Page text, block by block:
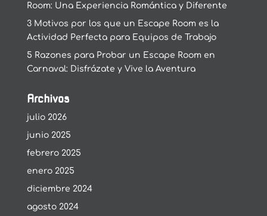
Room: Una Experiencia Romántica y Diferente
3 Motivos por los que un Escape Room es la
Actividad Perfecta para Equipos de Trabajo
5 Razones para Probar un Escape Room en
Carnaval: Disfrázate y Vive la Aventura
Archivos
julio 2026
junio 2025
febrero 2025
enero 2025
diciembre 2024
agosto 2024